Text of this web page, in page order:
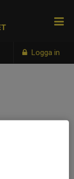
Logga in